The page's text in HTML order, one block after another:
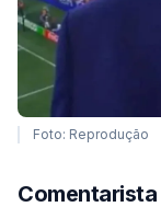
Foto: Reprodução